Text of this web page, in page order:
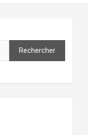
Rechercher